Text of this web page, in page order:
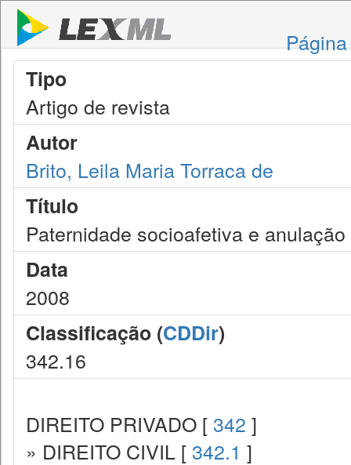
Tipo
Artigo de revista
Autor
Brito, Leila Maria Torraca de
Título
Paternidade socioafetiva e
Data
2008
Classificação (CDDir)
342.16
DIREITO PRIVADO [ 342 ]
» DIREITO CIVIL [ 342.1 ]